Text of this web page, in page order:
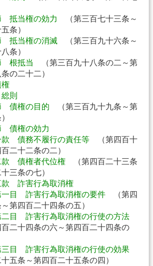
抵当権の効力
（第三百七十三条～
条）
抵当権の消滅 （第三百九十六条～
条）
根抵当
（第三百九十八条の二～第
の二十二）
則
債権の目的 （第三百九十九条～第
債権の効力
款 債務不履行の責任等 （第四百十
二十二条の二）
款 債権者代位権 （第四百二十三条
三条の七）
款 詐害行為取消権
一目 詐害行為取消権の要件 （第四
第四百二十四条の五）
二目 詐害行為取消権の行使の方法
二十四条の六～第四百二十四条の
三目 詐害行為取消権の行使の効果
十五条～第四百二十五条の四）